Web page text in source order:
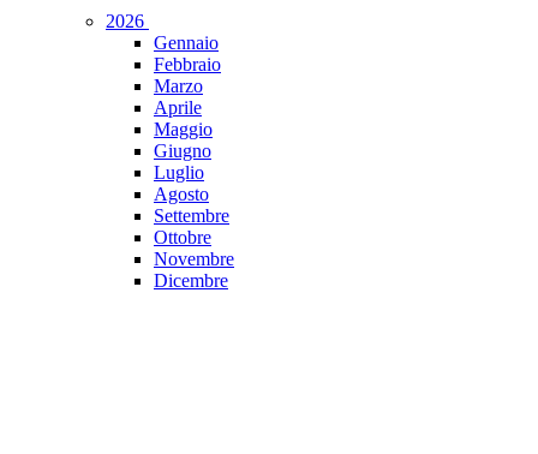
2026
Gennaio
Febbraio
Marzo
Aprile
Maggio
Giugno
Luglio
Agosto
Settembre
Ottobre
Novembre
Dicembre